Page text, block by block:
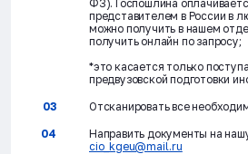
Ф3). Госпошлина
представителем в России в
можно получить в нашем
получить онлайн по запросу;
*это касается только
предвузовской подготовки
Отсканировать все
Направить документы на
cio_kgeu@mail.ru